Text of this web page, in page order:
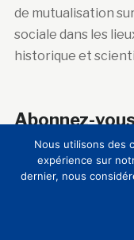
de mutualisation
sociale dans les
historique et
Abonnez-
Courriel :
Nous utilisons des
expérience sur
dernier, nous